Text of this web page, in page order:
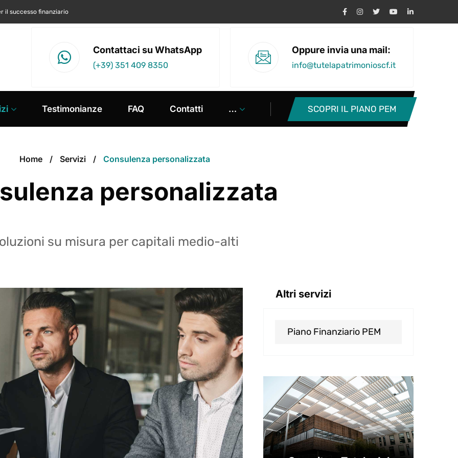
il successo finanziario
Contattaci su WhatsApp
(+39) 351 409 8350
Oppure invia una mail:
info@tutelapatrimonioscf.it
Testimonianze FAQ Contatti … SCOPRI IL PIANO PEM
Home Servizi Consulenza personalizzata
personalizzata
su misura per capitali medio-alti
Altri servizi
Piano Finanziario PEM